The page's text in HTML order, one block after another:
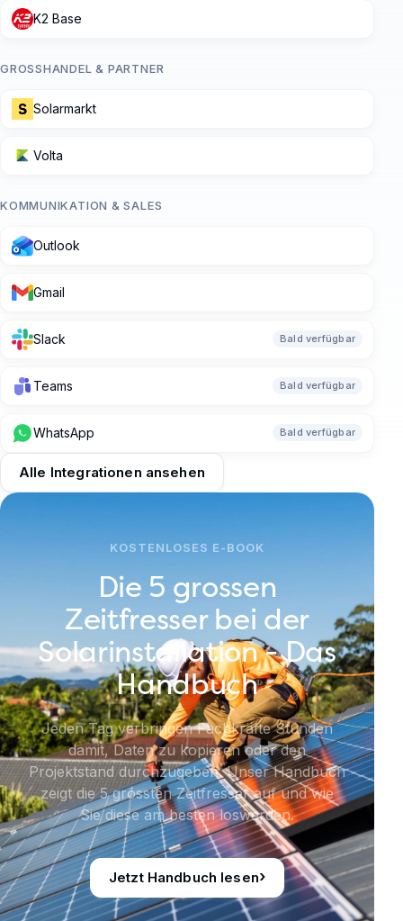
K2 Base
GROSSHANDEL & PARTNER
Solarmarkt
Volta
KOMMUNIKATION & SALES
Outlook
Gmail
Slack Bald verfügbar
Teams Bald verfügbar
WhatsApp Bald verfügbar
Alle Integrationen ansehen
KOSTENLOSES E-BOOK
Die 5 grossen
Zeitfresser bei der
Solarinstallation - Das
Handbuch
Jeden Tag verbringen Fachkräfte Stunden
damit, Daten zu kopieren oder den
Projektstand durchzugeben. Unser Handbuch
zeigt die 5 grössten Zeitfresser auf und wie
Sie diese am besten loswerden.
Jetzt Handbuch lesen›